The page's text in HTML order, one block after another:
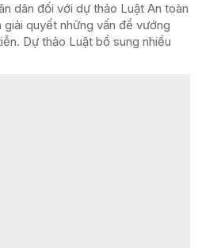
dân đối với dự thảo Luật An toàn
quyết những vấn đề vướng
Dự thảo Luật bổ sung nhiều